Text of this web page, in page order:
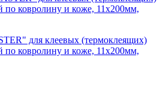
для клеевых (термоклеящих)
по ковролину и коже, 11х200мм,